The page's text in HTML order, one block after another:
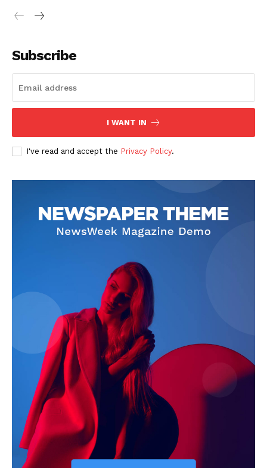
Subscribe
I WANT IN
I've read and accept the Privacy Policy.